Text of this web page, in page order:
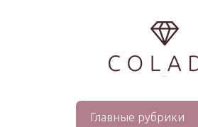
Главные рубрики